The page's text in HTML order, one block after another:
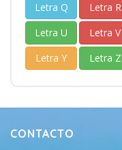
Letra Q
Letra R
Letra U
Letra V
Letra Y
Letra Z
CONTACTO